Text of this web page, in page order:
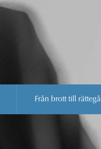
Från brott till